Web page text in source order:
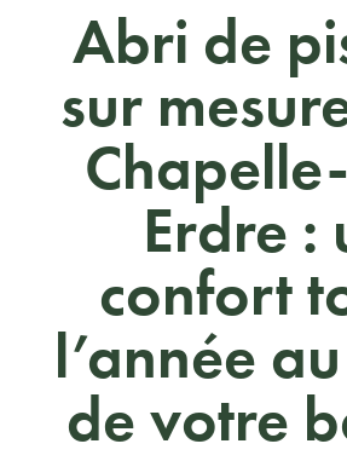
Abri de
sur
Erdre :
confort
l’année
de votre